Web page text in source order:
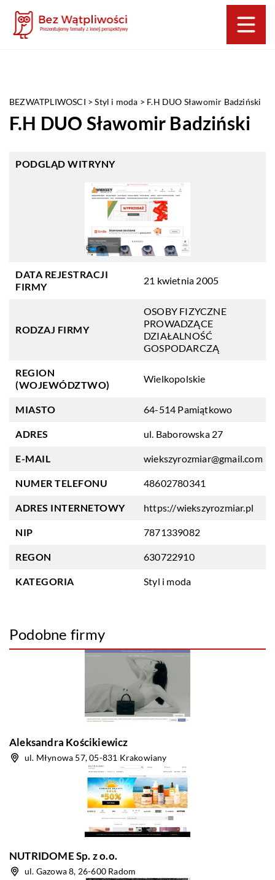
BEZWATPLIWOSCI >Styl i moda > F.H DUO Sławomir Badziński
F.H DUO Sławomir Badziński
PODGLĄD WITRYNY
DATA REJESTRACJI
FIRMY
21 kwietnia 2005
RODZAJ FIRMY
OSOBY FIZYCZNE
PROWADZĄCE
DZIAŁALNOŚĆ
GOSPODARCZĄ
REGION
(WOJEWÓDZTWO)
Wielkopolskie
MIASTO 64-514 Pamiątkowo
ADRES ul. Baborowska 27
E-MAIL wiekszyrozmiar@gmail.com
NUMER TELEFONU 48602780341
ADRES INTERNETOWY https://wiekszyrozmiar.pl
NIP 7871339082
REGON 630722910
KATEGORIA Styl i moda
Podobne firmy
Aleksandra Kościkiewicz
ul. Młynowa 57, 05-831 Krakowiany
NUTRIDOME Sp. z o.o.
ul. Gazowa 8, 26-600 Radom